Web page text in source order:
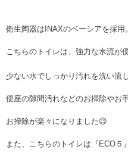
衛生陶器はINAXのベーシアを採用。
こちらのトイレは、強力な水流が
少ない水でしっかり汚れを洗い流
便座の隙間汚れなどのお掃除やお
お掃除が楽々になりました😉
また、こちらのトイレは『ECO５